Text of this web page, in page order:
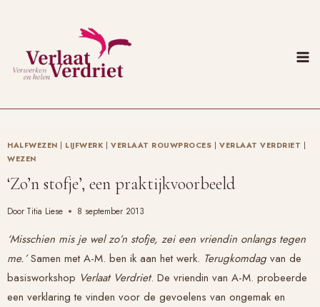
inhoud
HALFWEZEN | LIJFWERK |VERLAAT ROUWPROCES |VERLAAT VERDRIET |
WEZEN
‘Zo’n stofje’, een praktijkvoorbeeld
Door Titia Liese 8 september 2013
‘Misschien mis je wel zo’n stofje, zei een vriendin onlangs tegen
me.’Samen met A-M. ben ik aan het werk. Terugkomdag van de
basisworkshop Verlaat Verdriet. De vriendin van A-M. probeerde
een verklaring te vinden voor de gevoelens van ongemak en